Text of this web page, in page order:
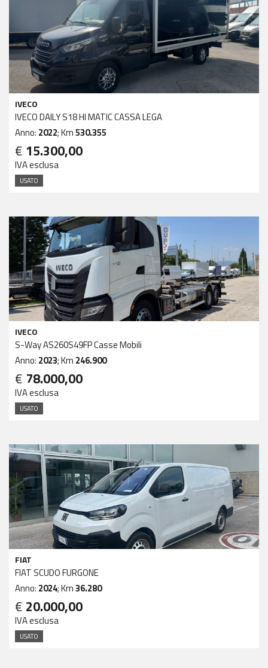
IVECO
IVECO DAILY S18 HI MATIC CASSA LEGA
Anno: 2022; Km530.355
€ 15.300,00
IVA esclusa
USATO
IVECO
S-Way AS260S49FP Casse Mobili
Anno: 2023; Km 246.900
€ 78.000,00
IVA esclusa
USATO
FIAT
FIAT SCUDO FURGONE
Anno: 2024; Km36.280
€ 20.000,00
IVA esclusa
USATO